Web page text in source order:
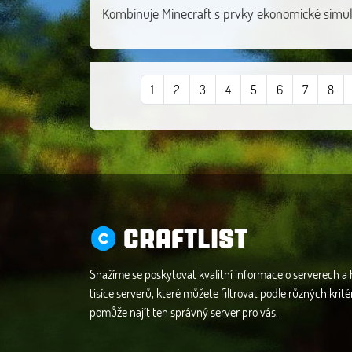
Kombinuje Minecraft s prvky ekonomické
1 2 3 4 5 6 7 8
CRAFTLIST
Snažíme se poskytovat kvalitní informace o serverech a
tisíce serverů, které můžete filtrovat podle různých
pomůže najít ten správný server pro vás.